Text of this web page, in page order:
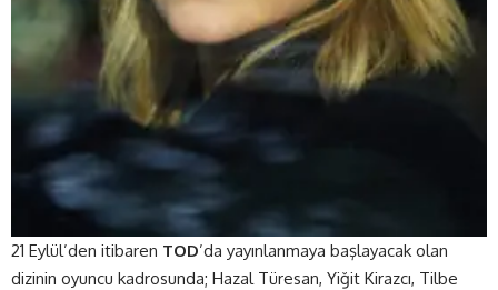
21 Eylül’den itibaren TOD’da yayınlanmaya başlayacak olan
dizinin oyuncu kadrosunda; Hazal Türesan, Yiğit Kirazcı, Tilbe